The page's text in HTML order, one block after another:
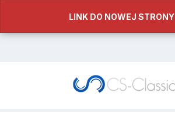
LINK DO NOWEJ STRONY